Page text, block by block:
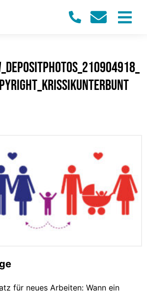
für neues Arbeiten: Wann ein